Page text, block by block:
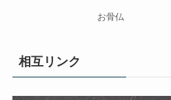
お骨仏
相互リンク